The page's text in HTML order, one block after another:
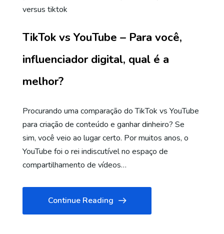
versus tiktok
TikTok vs YouTube – Para você,
influenciador digital, qual é a
melhor?
Procurando uma comparação do TikTok vs YouTube
para criação de conteúdo e ganhar dinheiro? Se
sim, você veio ao lugar certo. Por muitos anos, o
YouTube foi o rei indiscutível no espaço de
compartilhamento de vídeos…
Continue Reading